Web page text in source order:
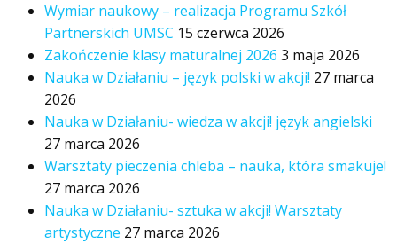
Wymiar naukowy – realizacja Programu Szkół
Partnerskich UMSC 15 czerwca 2026
Zakończenie klasy maturalnej 2026 3 maja 2026
Nauka w Działaniu – język polski w akcji! 27 marca
2026
Nauka w Działaniu- wiedza w akcji! język angielski
27 marca 2026
Warsztaty pieczenia chleba – nauka, która smakuje!
27 marca 2026
Nauka w Działaniu- sztuka w akcji! Warsztaty
artystyczne 27 marca 2026